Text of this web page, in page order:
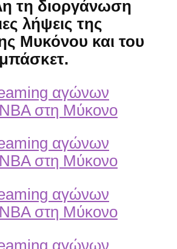
τη διοργάνωση
λήψεις της
Μυκόνου και του